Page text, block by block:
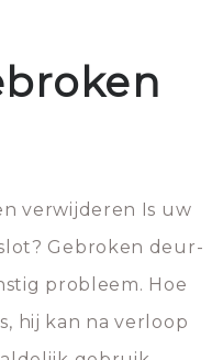
verwijderen Is uw
Gebroken deur-
probleem. Hoe
hij kan na verloop